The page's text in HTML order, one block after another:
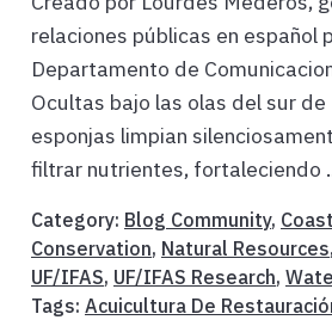
relaciones públicas en español
Departamento de
Ocultas bajo las olas del sur de
esponjas limpian
filtrar nutrientes, fortaleciendo
Category: Blog Community,
Conservation, Natural Resources,
UF/IFAS, UF/IFAS Research,
Tags: Acuicultura De